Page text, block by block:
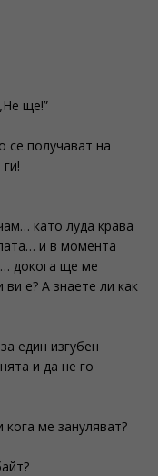
ще!”
се получават на
като луда крава
и в момента
докога ще ме
е? А знаете ли как
един изгубен
и да не го
ме зануляват?